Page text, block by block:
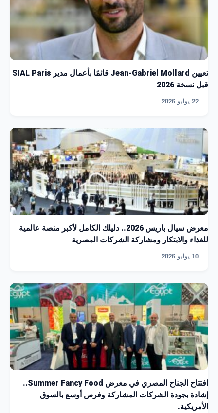
تعيين Jean-Gabriel Mollard قائمًا بأعمال مدير SIAL Paris
قبل نسخة 2026
22 يوليو 2026
معرض سيال باريس 2026.. دليلك الكامل لأكبر منصة عالمية
للغذاء والابتكار ومشاركة الشركات المصرية
10 يوليو 2026
افتتاح الجناح المصري في معرض Summer Fancy Food..
إشادة بجودة الشركات المشاركة وفرص أوسع بالسوق
الأمريكية.